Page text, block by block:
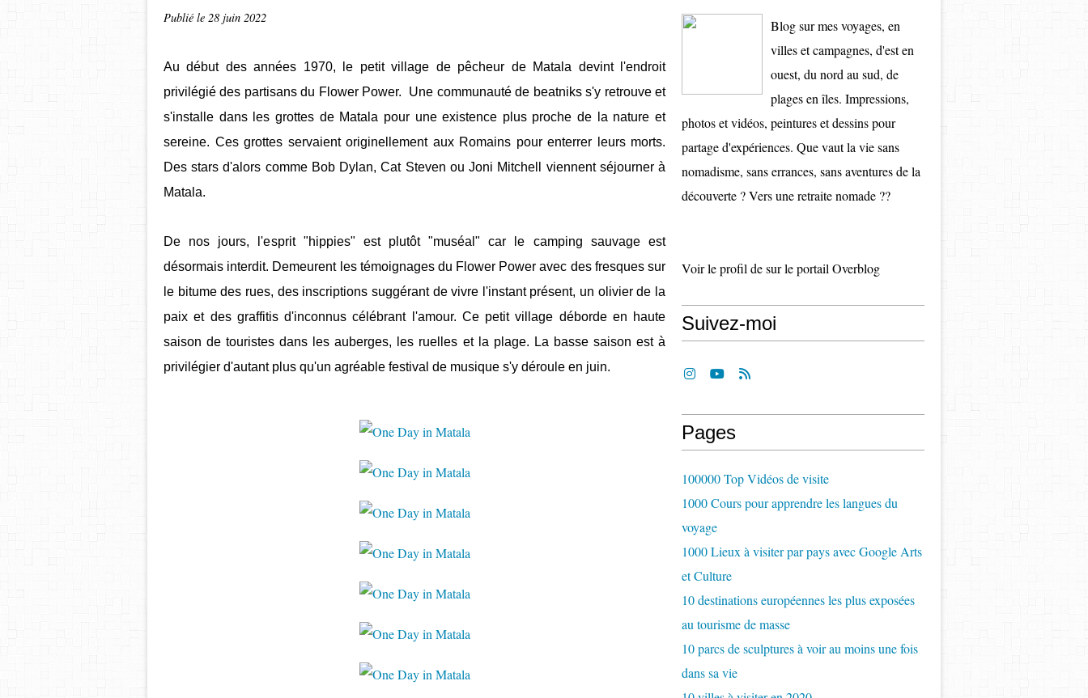
Publié le 28 juin 2022
Au début des années 1970, le petit village de pêcheur de Matala devint l'endroit
privilégié des partisans du Flower Power. Une communauté de beatniks s'y retrouve et
s'installe dans les grottes de Matala pour une existence plus proche de la nature et
sereine. Ces grottes servaient originellement aux Romains pour enterrer leurs morts.
Des stars d'alors comme Bob Dylan, Cat Steven ou Joni Mitchell viennent séjourner à
Matala.
De nos jours, l'esprit "hippies" est plutôt "muséal" car le camping sauvage est
désormais interdit. Demeurent les témoignages du Flower Power avec des fresques sur
le bitume des rues, des inscriptions suggérant de vivre l'instant présent, un olivier de la
paix et des graffitis d'inconnus célébrant l'amour. Ce petit village déborde en haute
saison de touristes dans les auberges, les ruelles et la plage. La basse saison est à
privilégier d'autant plus qu'un agréable festival de musique s'y déroule en juin.
Blog sur mes voyages, en
villes et campagnes, d'est en
ouest, du nord au sud, de
plages en îles. Impressions,
photos et vidéos, peintures et dessins pour
partage d'expériences. Que vaut la vie sans
nomadisme, sans errances, sans aventures de la
découverte ? Vers une retraite nomade ??
Voir le profil desur le portail Overblog
Suivez-moi
Pages
100000 Top Vidéos de visite
1000 Cours pour apprendre les langues du
voyage
1000 Lieux à visiter par pays avec Google Arts
et Culture
10 destinations européennes les plus exposées
au tourisme de masse
10 parcs de sculptures à voir au moins une fois
dans sa vie